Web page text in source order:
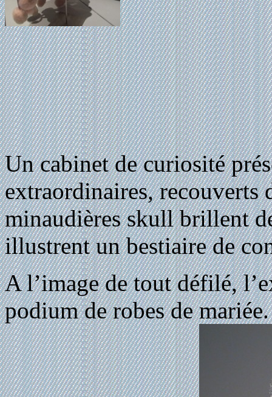
Un cabinet de curiosité
extraordinaires, recouverts
minaudières skull brillent
illustrent un bestiaire de
A l’image de tout défilé,
podium de robes de